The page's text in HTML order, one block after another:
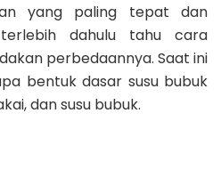
yang paling tepat dan
dahulu tahu cara
perbedaannya. Saat ini
bentuk dasar susu bubuk
dan susu bubuk.